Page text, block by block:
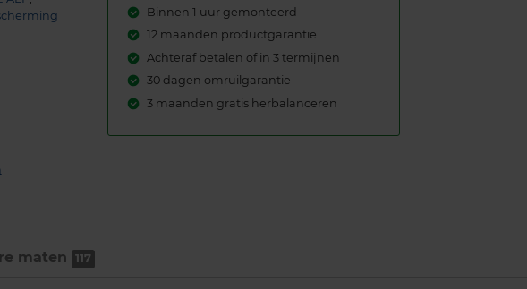
Binnen 1 uur gemonteerd
12 maanden productgarantie
Achteraf betalen of in 3 termijnen
30 dagen omruilgarantie
3 maanden gratis herbalanceren
maten 117